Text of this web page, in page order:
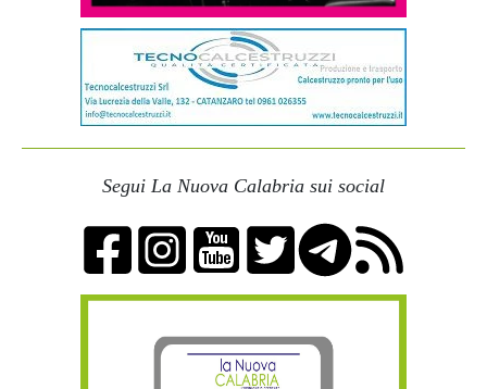
Segui La Nuova Calabria sui social